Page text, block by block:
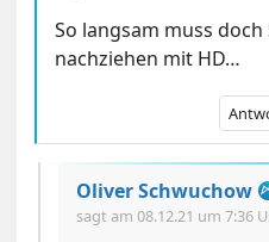
So langsam muss
nachziehen mit HD…
Oliver Schwuchow
sagt am08.12.21 um 7:36